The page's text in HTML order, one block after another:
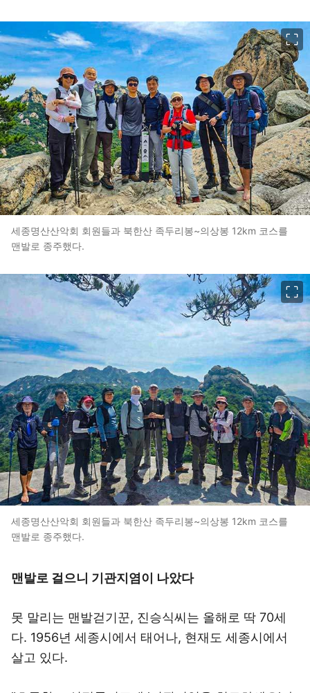
세종명산산악회 회원들과 북한산 족두리봉~의상봉 12km 코스를
맨발로 종주했다.
세종명산산악회 회원들과 북한산 족두리봉~의상봉 12km 코스를
맨발로 종주했다.
맨발로 걸으니 기관지염이 나았다
못 말리는 맨발걷기꾼, 진승식씨는 올해로 딱 70세
다. 1956년 세종시에서 태어나, 현재도 세종시에서
살고 있다.